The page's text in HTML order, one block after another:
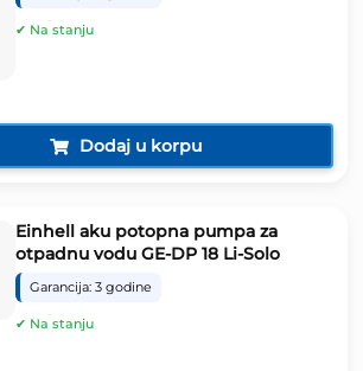
✔ Na stanju
Dodaj u korpu
Einhell aku potopna pumpa za
otpadnu vodu GE-DP 18 Li-Solo
Garancija: 3 godine
✔ Na stanju